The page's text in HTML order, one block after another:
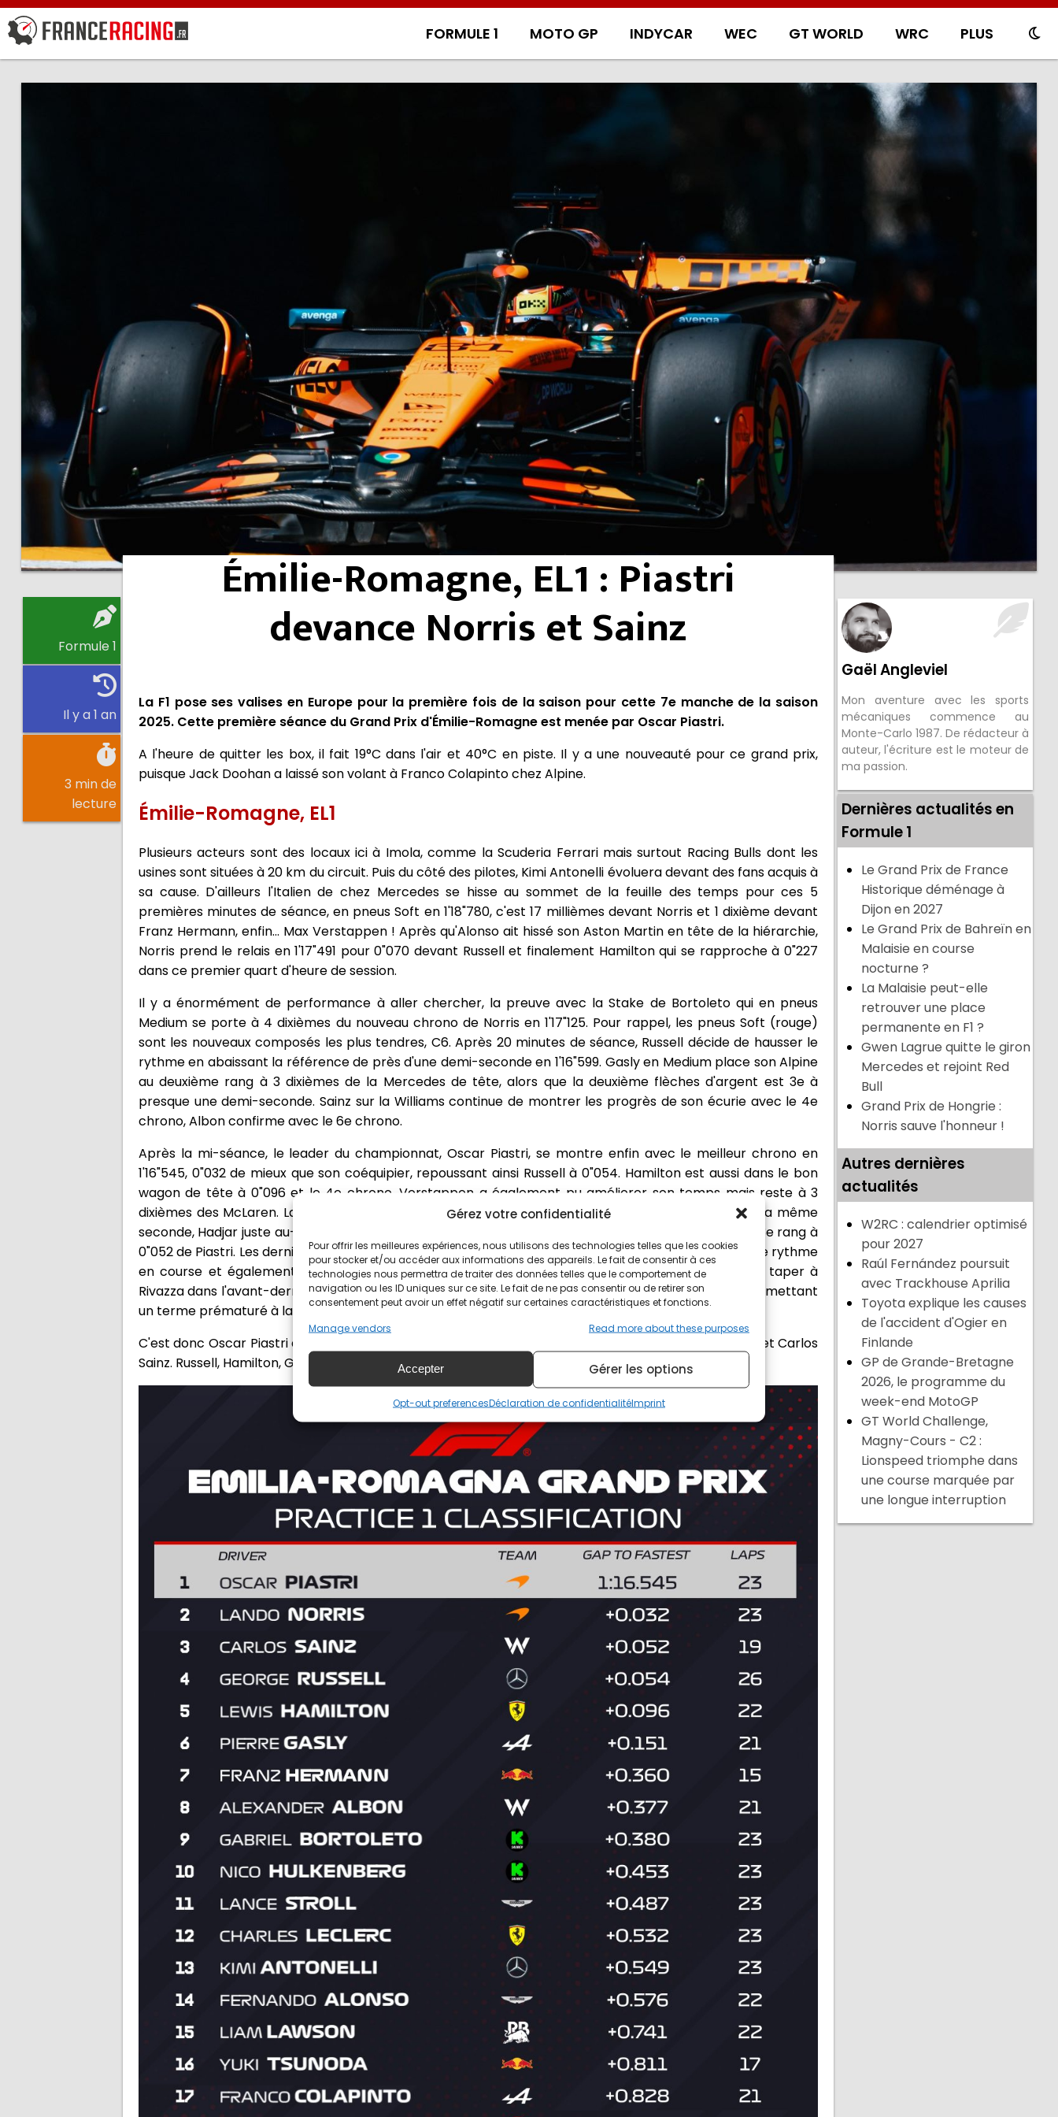
Gérez votre confidentialité
Pour offrir les meilleures expériences, nous utilisons des technologies telles que les cookies
pour stocker et/ou accéder aux informations des appareils. Le fait de consentir à ces
technologies nous permettra de traiter des données telles que le comportement de
navigation ou les ID uniques sur ce site. Le fait de ne pas consentir ou de retirer son
consentement peut avoir un effet négatif sur certaines caractéristiques et fonctions.
Manage vendors
Read more about these purposes
Accepter Gérer les options
Opt-out preferencesDéclaration de confidentialitéImprint
FORMULE 1 MOTO GP INDYCAR WEC GT WORLD WRC PLUS
Formule 1
Il y a 1 an
3 min de
lecture
Émilie-Romagne, EL1 : Piastri
devance Norris et Sainz
La F1 pose ses valises en Europe pour la première fois de la saison pour cette 7e manche de la saison
2025. Cette première séance du Grand Prix d'Émilie-Romagne est menée par Oscar Piastri.
A l'heure de quitter les box, il fait 19°C dans l'air et 40°C en piste. Il y a une nouveauté pour ce grand prix,
puisque Jack Doohan a laissé son volant à Franco Colapinto chez Alpine.
Émilie-Romagne, EL1
Plusieurs acteurs sont des locaux ici à Imola, comme la Scuderia Ferrari mais surtout Racing Bulls dont les
usines sont situées à 20 km du circuit. Puis du côté des pilotes, Kimi Antonelli évoluera devant des fans acquis à
sa cause. D'ailleurs l'Italien de chez Mercedes se hisse au sommet de la feuille des temps pour ces 5
premières minutes de séance, en pneus Soft en 1'18"780, c'est 17 millièmes devant Norris et 1 dixième devant
Franz Hermann, enfin... Max Verstappen ! Après qu'Alonso ait hissé son Aston Martin en tête de la hiérarchie,
Norris prend le relais en 1'17"491 pour 0"070 devant Russell et finalement Hamilton qui se rapproche à 0"227
dans ce premier quart d'heure de session.
Il y a énormément de performance à aller chercher, la preuve avec la Stake de Bortoleto qui en pneus
Medium se porte à 4 dixièmes du nouveau chrono de Norris en 1'17"125. Pour rappel, les pneus Soft (rouge)
sont les nouveaux composés les plus tendres, C6. Après 20 minutes de séance, Russell décide de hausser le
rythme en abaissant la référence de près d'une demi-seconde en 1'16"599. Gasly en Medium place son Alpine
au deuxième rang à 3 dixièmes de la Mercedes de tête, alors que la deuxième flèches d'argent est 3e à
presque une demi-seconde. Sainz sur la Williams continue de montrer les progrès de son écurie avec le 4e
chrono, Albon confirme avec le 6e chrono.
Après la mi-séance, le leader du championnat, Oscar Piastri, se montre enfin avec le meilleur chrono en
1'16"545, 0"032 de mieux que son coéquipier, repoussant ainsi Russell à 0"054. Hamilton est aussi dans le bon
wagon de tête à 0"096 et le 4e chrono. Verstappen a également pu améliorer son temps mais reste à 3
dixièmes des McLaren. La qualification s'annonce dès plus disputées, car 18 monoplaces sont dans la même
seconde, Hadjar juste au-dessus à 1"096, Ocon à 1"117. Dans le dernier quart d'heure, Sainz grimpe au 3e rang à
0"052 de Piastri. Les dernières minutes sont consacrés à de simulations de longs relais, pour évaluer le rythme
en course et également la dégradation des pneus avec plus de charge carburant. Borotleto va taper à
Rivazza dans l'avant-dernier virage, arrachant son aileron avant, déclenchant leDrapeau Rouge
, et mettant
un terme prématuré à la séance.
C'est donc Oscar Piastri qui signe le meilleur chrono de cette première séance devant Lando Norris et Carlos
Sainz. Russell, Hamilton, Gasly, Verstappen, Albon, Bortoleto et Hülkenberg complètent le Top 10.
Gaël Angleviel
Mon aventure avec les sports
mécaniques commence au
Monte-Carlo 1987. De rédacteur à
auteur, l'écriture est le moteur de
ma passion.
Dernières actualités en
Formule 1
Le Grand Prix de France
Historique déménage à
Dijon en 2027
Le Grand Prix de Bahreïn en
Malaisie en course
nocturne ?
La Malaisie peut-elle
retrouver une place
permanente en F1 ?
Gwen Lagrue quitte le giron
Mercedes et rejoint Red
Bull
Grand Prix de Hongrie :
Norris sauve l'honneur !
Autres dernières
actualités
W2RC : calendrier optimisé
pour 2027
Raúl Fernández poursuit
avec Trackhouse Aprilia
Toyota explique les causes
de l'accident d'Ogier en
Finlande
GP de Grande-Bretagne
2026, le programme du
week-end MotoGP
GT World Challenge,
Magny-Cours - C2 :
Lionspeed triomphe dans
une course marquée par
une longue interruption